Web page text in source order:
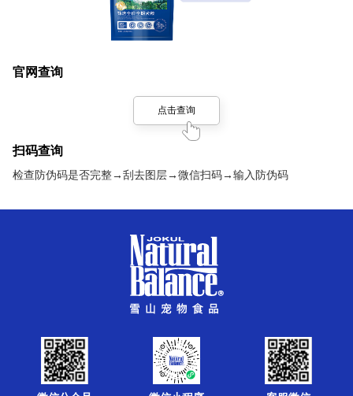
官网查询
点击查询
扫码查询
检查防伪码是否完整→刮去图层→微信扫码→输入防伪码